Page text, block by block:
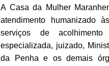
A Casa da Mulher
atendimento humanizado
serviços de
especializada, juizado,
da Penha e os demais